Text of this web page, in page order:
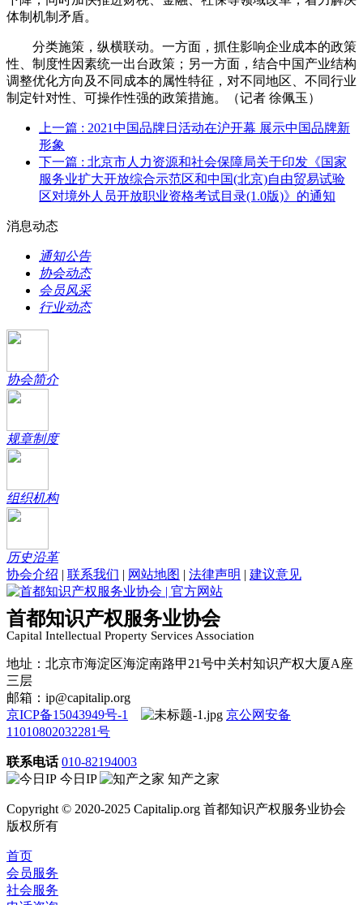
体制机制矛盾。
分类施策，纵横联动。一方面，抓住影响企业成本的政策
性、制度性因素统一出台政策；另一方面，结合中国产业结构
调整优化方向及不同成本的属性特征，对不同地区、不同行业
制定针对性、可操作性强的政策措施。（记者 徐佩玉）
上一篇 : 2021中国品牌日活动在沪开幕 展示中国品牌新
形象
下一篇 : 北京市人力资源和社会保障局关于印发《国家
服务业扩大开放综合示范区和中国(北京)自由贸易试验
区对境外人员开放职业资格考试目录(1.0版)》的通知
消息动态
通知公告
协会动态
会员风采
行业动态
协会简介
规章制度
组织机构
历史沿革
协会介绍
联系我们 网站地图 法律声明 建议意见
首都知识产权服务业协会
Capital Intellectual Property Services Association
地址：北京市海淀区海淀南路甲21号中关村知识产权大厦A座
三层
邮箱：ip@capitalip.org
京ICP备15043949号-1
京公网安备
11010802032281号
联系电话 010-82194003
今日IP
知产之家
Copyright © 2020-2025 Capitalip.org 首都知识产权服务业协会
版权所有
首页
会员服务
社会服务